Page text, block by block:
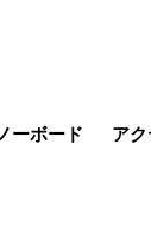
ーボード ア